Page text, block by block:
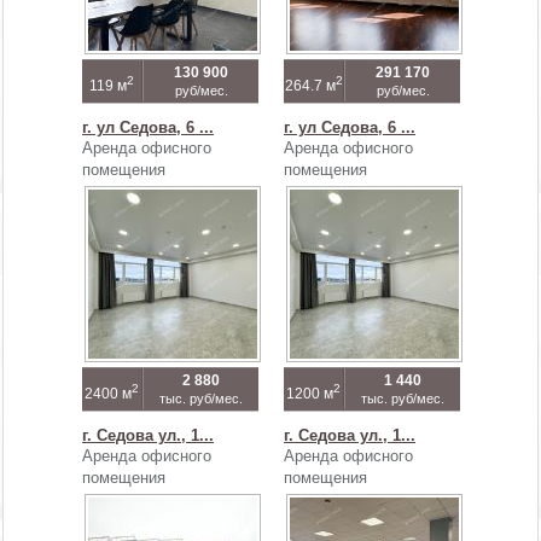
119 м2 130 900
руб/мес. 264.7 м2 291 170
руб/мес.
г. ул Седова, 6 ...
Аренда офисного
помещения
2400 м2 2 880
тыс. руб/мес.
г. ул Седова, 6 ...
Аренда офисного
помещения
1200 м2 1 440
тыс. руб/мес.
г. Седова ул., 1...
Аренда офисного
помещения
г. Седова ул., 1...
Аренда офисного
помещения